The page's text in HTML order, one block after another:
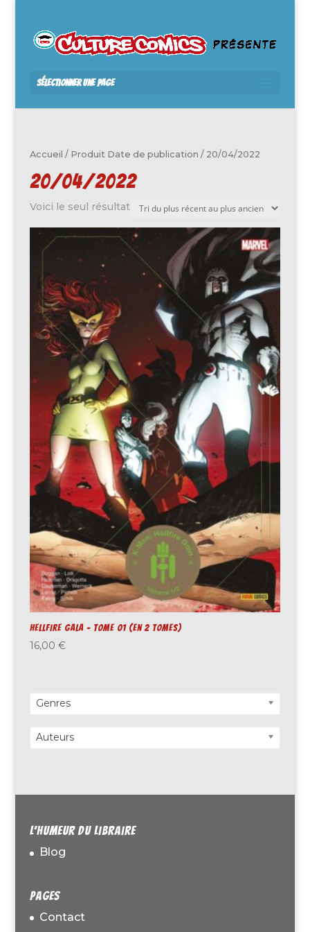
Sélectionner une page
Accueil / Produit Date de publication / 20/04/2022
20/04/2022
Voici le seul résultat
Hellfire Gala – Tome 01 (en 2 tomes)
16,00 €
Genres
Auteurs
L’humeur du libraire
Blog
Pages
Contact